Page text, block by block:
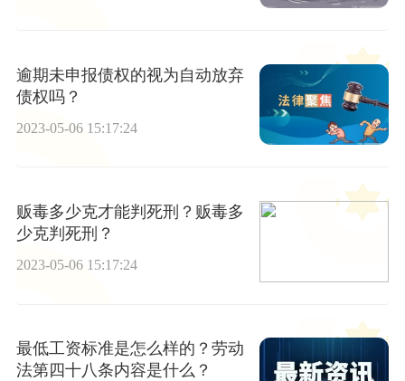
逾期未申报债权的视为自动放弃
债权吗？
2023-05-06 15:17:24
贩毒多少克才能判死刑？贩毒多
少克判死刑？
2023-05-06 15:17:24
最低工资标准是怎么样的？劳动
法第四十八条内容是什么？